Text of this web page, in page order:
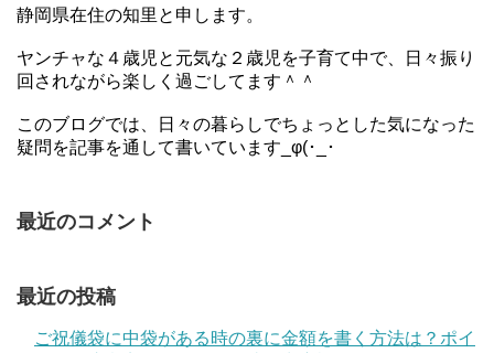
静岡県在住の知里と申します。
ヤンチャな４歳児と元気な２歳児を子育て中で、日々振り
回されながら楽しく過ごしてます＾＾
このブログでは、日々の暮らしでちょっとした気になった
疑問を記事を通して書いています_φ(･_･
最近のコメント
最近の投稿
ご祝儀袋に中袋がある時の裏に金額を書く方法は？ポイ